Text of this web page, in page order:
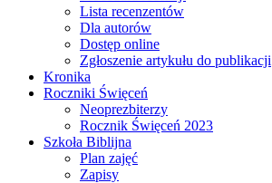
Lista recenzentów
Dla autorów
Dostęp online
Zgłoszenie artykułu do publikacji
Kronika
Roczniki Święceń
Neoprezbiterzy
Rocznik Święceń 2023
Szkoła Biblijna
Plan zajęć
Zapisy